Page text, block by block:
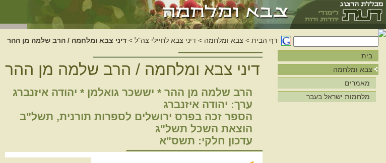
בית
צבא ומלחמה
מאמרים
מלחמות ישראל בעבר
דף הבית > צבא ומלחמה > דיני צבא לחיילי צה"ל > דיני צבא ומלחמה / הרב שלמה מן ההר
דיני צבא ומלחמה / הרב שלמה מן ההר
הרב שלמה מן ההר * יששכר גואלמן * יהודה איזנברג
ערך: יהודה איזנברג
הספר זכה בפרס ירושלים לספרות תורנית, תשל"ב
הוצאת השכל תשל"ג
עדכון חלקי: תשס"א